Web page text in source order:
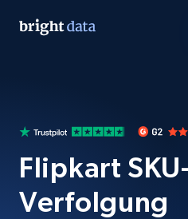
Flipkart SKU-
Verfolgung